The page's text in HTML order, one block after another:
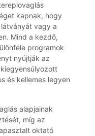
kapnak, hogy
vagy a
Mind a kezdő,
programok
nyújtják az
és kellemes legyen
alapjainak
míg az
oktató